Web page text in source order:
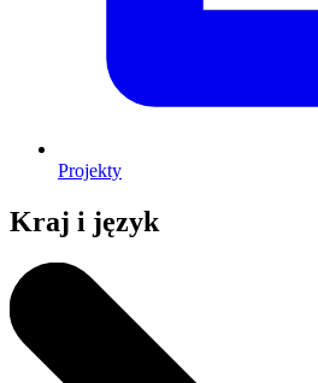
Projekty
Kraj i język